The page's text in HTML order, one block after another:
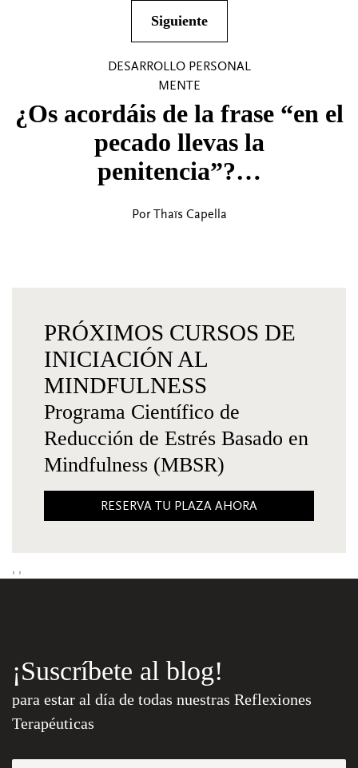
Siguiente
DESARROLLO PERSONAL
MENTE
¿Os acordáis de la frase “en el
pecado llevas la
penitencia”?…
Por Thaïs Capella
PRÓXIMOS CURSOS DE
INICIACIÓN AL
MINDFULNESS
Programa Científico de
Reducción de Estrés Basado en
Mindfulness (MBSR)
RESERVA TU PLAZA AHORA
, ,
¡Suscríbete al blog!
para estar al día de todas nuestras Reflexiones
Terapéuticas